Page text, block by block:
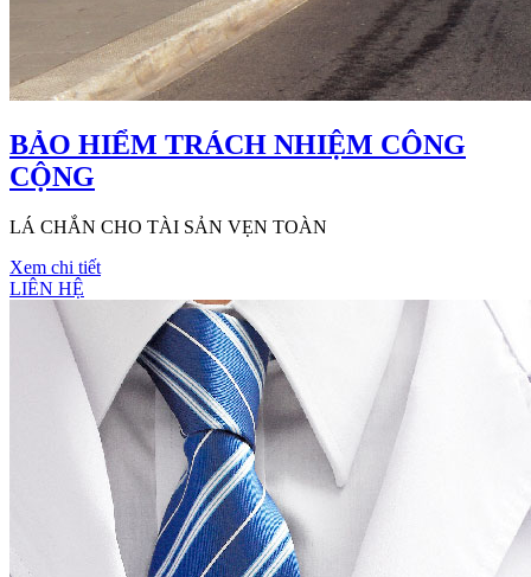
BẢO HIỂM TRÁCH NHIỆM CÔNG
CỘNG
LÁ CHẮN CHO TÀI SẢN VẸN TOÀN
Xem chi tiết
LIÊN HỆ